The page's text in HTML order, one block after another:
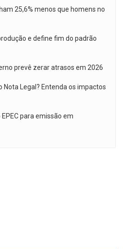
25,6% menos que homens no
e define fim do padrão
prevê zerar atrasos em 2026
Legal? Entenda os impactos
para emissão em